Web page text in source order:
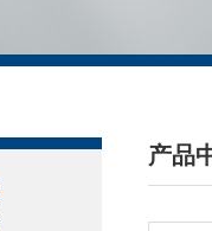
产品
/